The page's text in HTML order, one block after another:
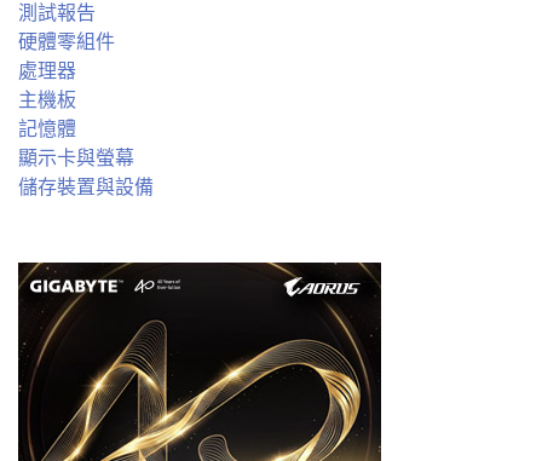
測試報告
硬體零組件
處理器
主機板
記憶體
顯示卡與螢幕
儲存裝置與設備